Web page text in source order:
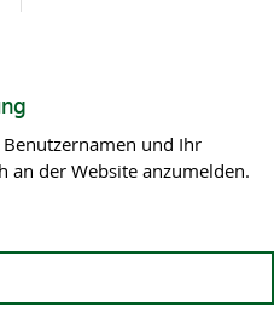
und Ihr
an der Website anzumelden.